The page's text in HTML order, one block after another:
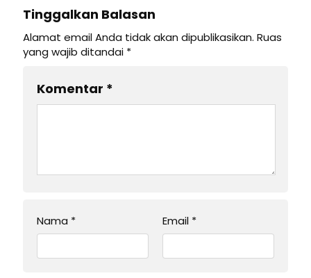
Tinggalkan Balasan
Alamat email Anda tidak akan dipublikasikan. Ruas
yang wajib ditandai *
Komentar *
Nama * Email *